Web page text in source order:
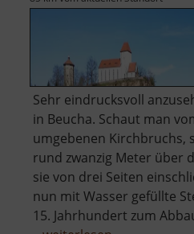
Sehr eindrucksvoll
in Beucha. Schaut man
umgebenen Kirchbruchs,
rund zwanzig Meter über
sie von drei Seiten
nun mit Wasser gefüllte
15. Jahrhundert zum